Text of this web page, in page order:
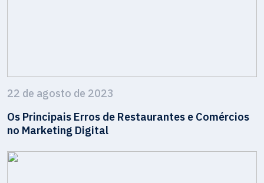
22 de agosto de 2023
Os Principais Erros de Restaurantes e Comércios
no Marketing Digital